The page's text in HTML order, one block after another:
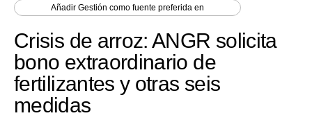
Economía
Mercados
Perú
AñadirGestión como fuente preferida en
Crisis de arroz: ANGR solicita
bono extraordinario de
fertilizantes y otras seis
medidas